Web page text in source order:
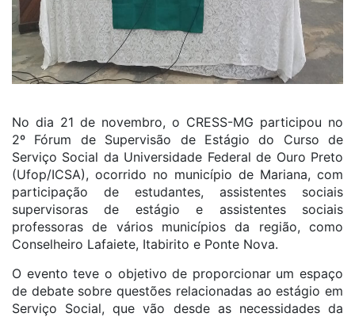
No dia 21 de novembro, o CRESS-MG participou no
2º Fórum de Supervisão de Estágio do Curso de
Serviço Social da Universidade Federal de Ouro Preto
(Ufop/ICSA), ocorrido no município de Mariana, com
participação de estudantes, assistentes sociais
supervisoras de estágio e assistentes sociais
professoras de vários municípios da região, como
Conselheiro Lafaiete, Itabirito e Ponte Nova.
O evento teve o objetivo de proporcionar um espaço
de debate sobre questões relacionadas ao estágio em
Serviço Social, que vão desde as necessidades da